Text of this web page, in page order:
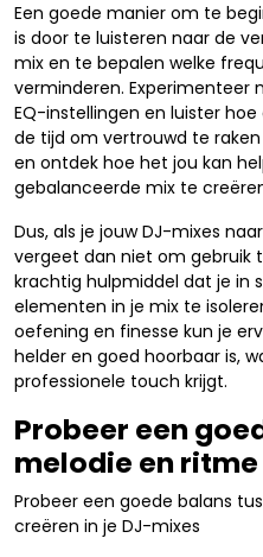
Een goede manier om te
is door te luisteren naar de
mix en te bepalen welke
verminderen. Experimenteer
EQ-instellingen en luister
de tijd om vertrouwd te
en ontdek hoe het jou kan
gebalanceerde mix te
Dus, als je jouw DJ-mixes
vergeet dan niet om gebruik
krachtig hulpmiddel dat je in
elementen in je mix te
oefening en finesse kun je
helder en goed hoorbaar is,
professionele touch krijgt.
Probeer een
melodie en
Probeer een goede balans
creëren in je DJ-mixes